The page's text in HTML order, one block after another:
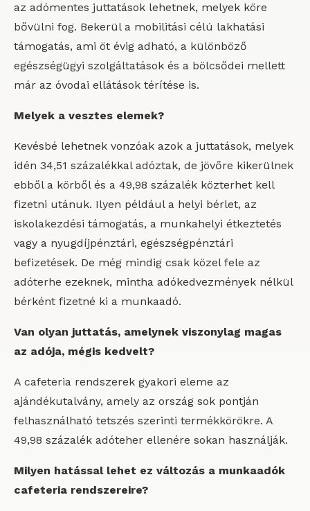
az adómentes juttatások lehetnek, melyek köre
bővülni fog. Bekerül a mobilitási célú lakhatási
támogatás, ami öt évig adható, a különböző
egészségügyi szolgáltatások és a bölcsődei mellett
már az óvodai ellátások térítése is.
Melyek a vesztes elemek?
Kevésbé lehetnek vonzóak azok a juttatások, melyek
idén 34,51 százalékkal adóztak, de jövőre kikerülnek
ebből a körből és a 49,98 százalék közterhet kell
fizetni utánuk. Ilyen például a helyi bérlet, az
iskolakezdési támogatás, a munkahelyi étkeztetés
vagy a nyugdíjpénztári, egészségpénztári
befizetések. De még mindig csak közel fele az
adóterhe ezeknek, mintha adókedvezmények nélkül
bérként fizetné ki a munkaadó.
Van olyan juttatás, amelynek viszonylag magas
az adója, mégis kedvelt?
A cafeteria rendszerek gyakori eleme az
ajándékutalvány, amely az ország sok pontján
felhasználható tetszés szerinti termékkörökre. A
49,98 százalék adóteher ellenére sokan használják.
Milyen hatással lehet ez változás a munkaadók
cafeteria rendszereire?